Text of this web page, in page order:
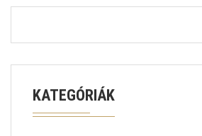
KATEGÓRIÁK